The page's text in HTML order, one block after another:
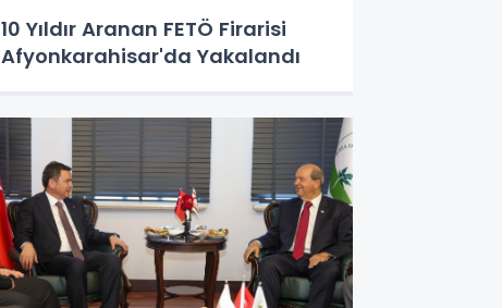
10 Yıldır Aranan FETÖ Firarisi
Afyonkarahisar'da Yakalandı